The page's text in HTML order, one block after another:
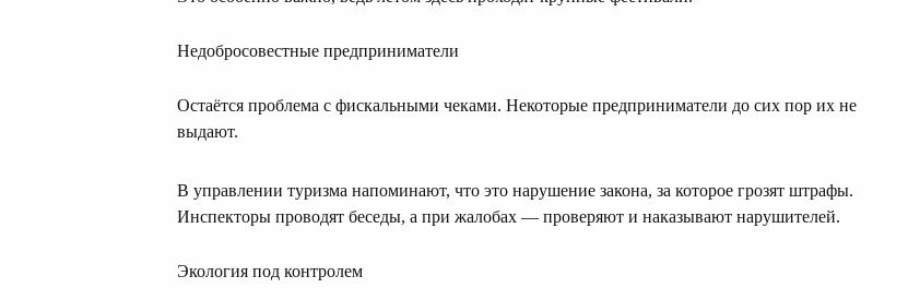
Недобросовестные предприниматели
Остаётся проблема с фискальными чеками. Некоторые предприниматели до сих пор их не
выдают.
В управлении туризма напоминают, что это нарушение закона, за которое грозят штрафы.
Инспекторы проводят беседы, а при жалобах — проверяют и наказывают нарушителей.
Экология под контролем